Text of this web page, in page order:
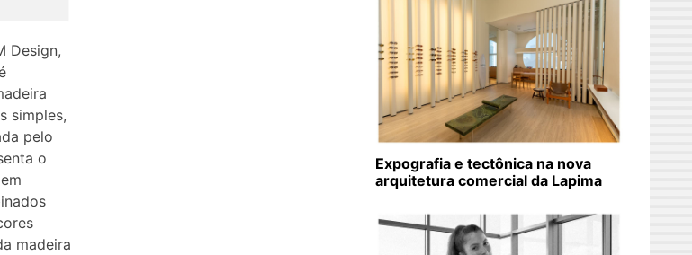
Design,
simples,
pelo
o
madeira
Expografia e tectônica na nova
arquitetura comercial da Lapima